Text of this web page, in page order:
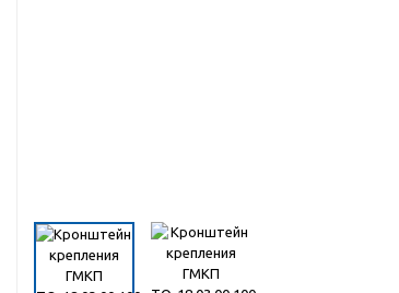
Пневмогидроаккумуляторы для
спецтехники